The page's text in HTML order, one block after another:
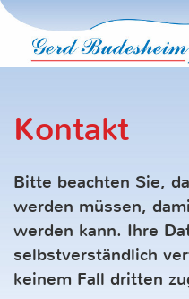
Kontakt
Bitte beachten Sie,
werden müssen,
werden kann. Ihre
selbstverständlich
keinem Fall dritten